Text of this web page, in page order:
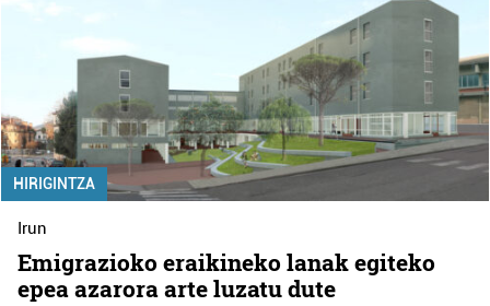
HIRIGINTZA
Irun
Emigrazioko eraikineko lanak egiteko
epea azarora arte luzatu dute